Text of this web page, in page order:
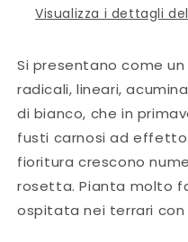
Visualizza i dettagli
Si presentano come
radicali, lineari,
di bianco, che in
fusti carnosi ad
fioritura crescono
rosetta. Pianta molto
ospitata nei terrari